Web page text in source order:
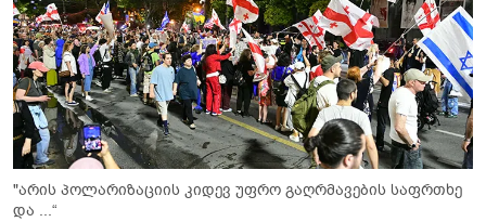
"არის პოლარიზაციის კიდევ უფრო გაღრმავების საფრთხე
და ...“